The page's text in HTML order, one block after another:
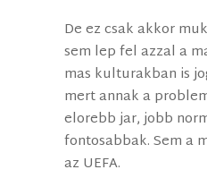
De ez csak akkor
sem lep fel azzal a
mas kulturakban is
mert annak a
elorebb jar, jobb
fontosabbak. Sem a
az UEFA.